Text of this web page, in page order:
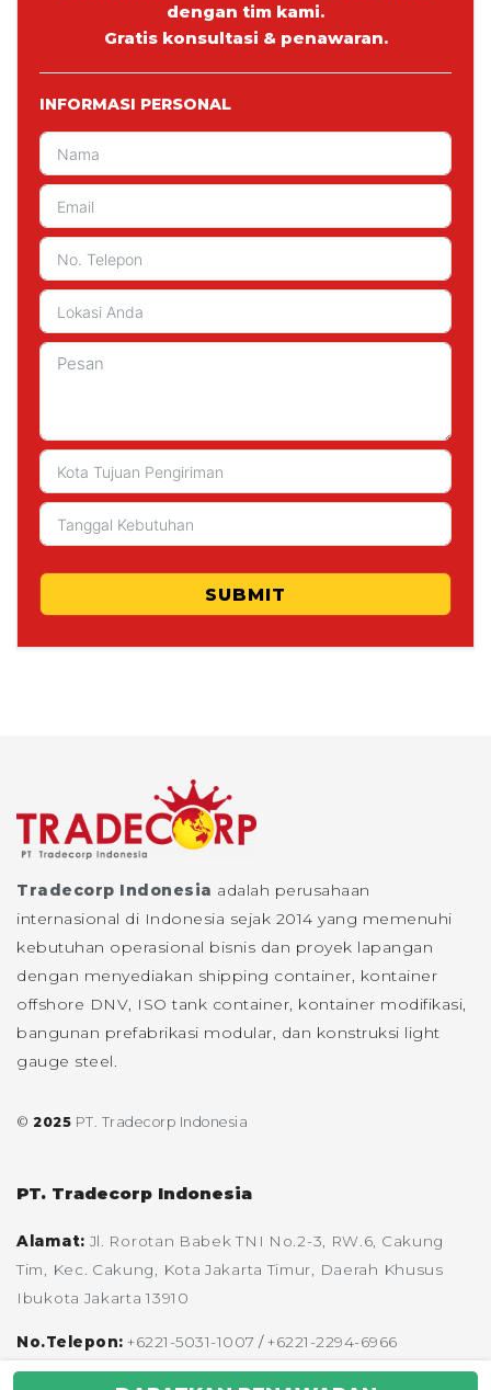
dengan tim kami.
Gratis konsultasi & penawaran.
INFORMASI PERSONAL
SUBMIT
Tradecorp Indonesia adalah perusahaan
internasional di Indonesia sejak 2014 yang memenuhi
kebutuhan operasional bisnis dan proyek lapangan
dengan menyediakan shipping container, kontainer
offshore DNV, ISO tank container, kontainer modifikasi,
bangunan prefabrikasi modular, dan konstruksi light
gauge steel.
© 2025 PT. Tradecorp Indonesia
PT. Tradecorp Indonesia
Alamat: Jl. Rorotan Babek TNI No.2-3, RW.6, Cakung
Tim, Kec. Cakung, Kota Jakarta Timur, Daerah Khusus
Ibukota Jakarta 13910
No.Telepon: +6221-5031-1007 /+6221-2294-6966
Email: enquiries@tradecorp.co.id